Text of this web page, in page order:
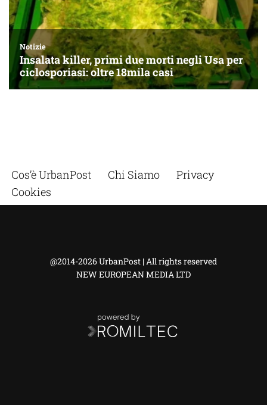
Cos’è UrbanPost Chi Siamo
Privacy
Cookies
@2014-2026 UrbanPost | All rights reserved
NEW EUROPEAN MEDIA LTD